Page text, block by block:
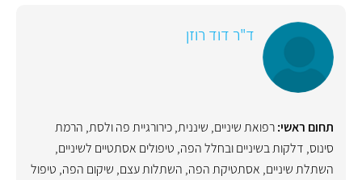
ד"ר דוד רוזן
תחום ראשי:רפואת שיניים, שיננית,כירורגיית פה ולסת, הרמת
סינוס, דלקות בשיניים ובחלל הפה, טיפולים אסתטיים לשיניים,
השתלת שיניים, אסתטיקת הפה, השתלות עצם, שיקום הפה, טיפול